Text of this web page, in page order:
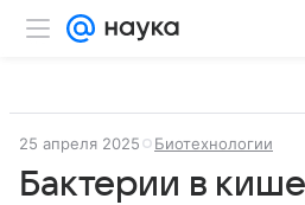
25 апреля 2025 Биотехнологии
Бактерии в